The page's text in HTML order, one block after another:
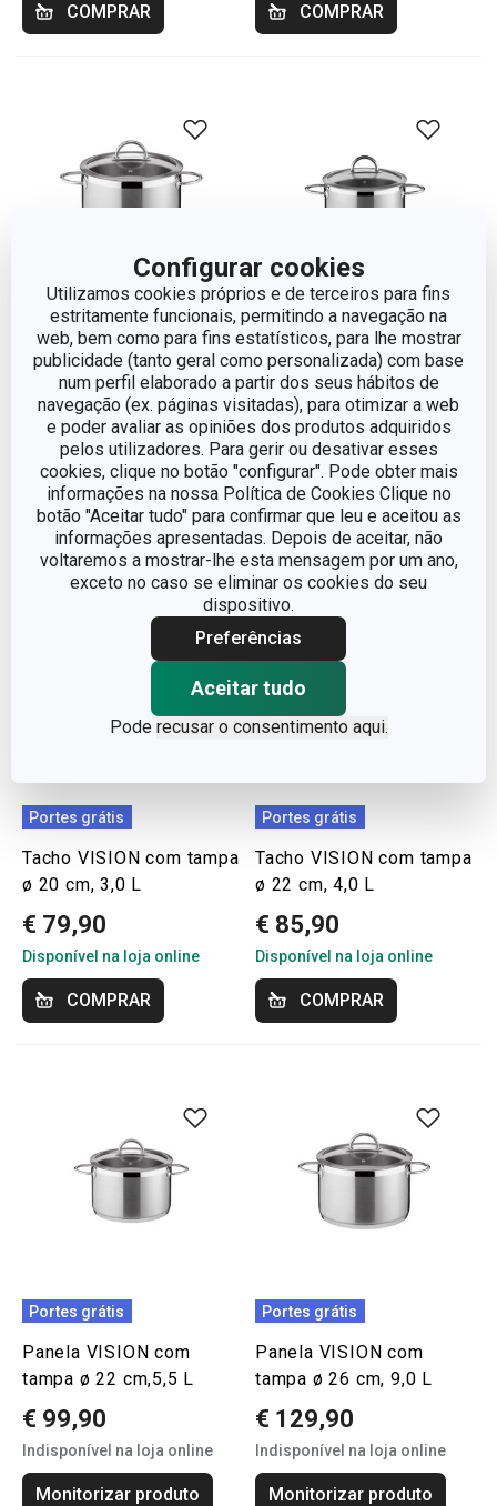
Configurar cookies
Utilizamos cookies próprios e de terceiros para fins
estritamente funcionais, permitindo a navegação na
web, bem como para fins estatísticos, para lhe mostrar
publicidade (tanto geral como personalizada) com base
num perfil elaborado a partir dos seus hábitos de
navegação (ex. páginas visitadas), para otimizar a web
e poder avaliar as opiniões dos produtos adquiridos
pelos utilizadores. Para gerir ou desativar esses
cookies, clique no botão "configurar". Pode obter mais
informações na nossa Política de Cookies Clique no
botão "Aceitar tudo" para confirmar que leu e aceitou as
informações apresentadas. Depois de aceitar, não
voltaremos a mostrar-lhe esta mensagem por um ano,
exceto no caso se eliminar os cookies do seu
dispositivo.
Preferências
Aceitar tudo
Pode recusar o consentimento aqui.
COMPRAR COMPRAR
Portes grátis
Panela VISION com
tampa ø 28 cm, 11,0 L
€ 135,90
Disponível na loja online
COMPRAR
Portes grátis
Tacho VISION com tampa
ø 16 cm, 1,5 L
€ 59,90
Disponível na loja online
COMPRAR
Portes grátis
Tacho VISION com tampa
ø 20 cm, 3,0 L
€ 79,90
Disponível na loja online
COMPRAR
Portes grátis
Tacho VISION com tampa
ø 22 cm, 4,0 L
€ 85,90
Disponível na loja online
COMPRAR
Portes grátis
Panela VISION com
tampa ø 22 cm,5,5 L
€ 99,90
Indisponível na loja online
Monitorizar produto
Portes grátis
Panela VISION com
tampa ø 26 cm, 9,0 L
€ 129,90
Indisponível na loja online
Monitorizar produto